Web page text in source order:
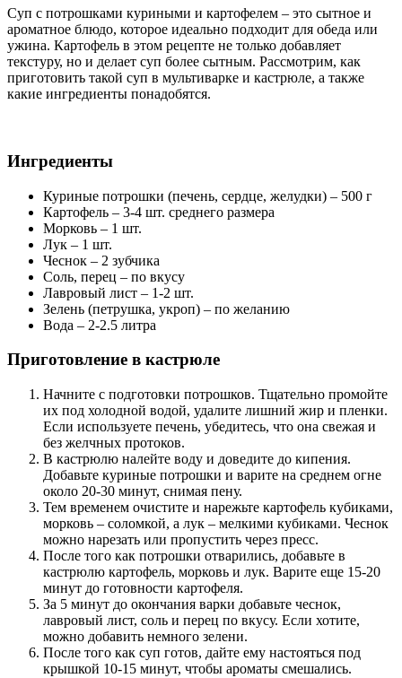
Суп с потрошками куриными и картофелем – это сытное и
ароматное блюдо, которое идеально подходит для обеда или
ужина. Картофель в этом рецепте не только добавляет
текстуру, но и делает суп более сытным. Рассмотрим, как
приготовить такой суп в мультиварке и кастрюле, а также
какие ингредиенты понадобятся.
Ингредиенты
Куриные потрошки (печень, сердце, желудки) – 500 г
Картофель – 3-4 шт. среднего размера
Морковь – 1 шт.
Лук – 1 шт.
Чеснок – 2 зубчика
Соль, перец – по вкусу
Лавровый лист – 1-2 шт.
Зелень (петрушка, укроп) – по желанию
Вода – 2-2.5 литра
Приготовление в кастрюле
Начните с подготовки потрошков. Тщательно промойте
их под холодной водой, удалите лишний жир и пленки.
Если используете печень, убедитесь, что она свежая и
без желчных протоков.
В кастрюлю налейте воду и доведите до кипения.
Добавьте куриные потрошки и варите на среднем огне
около 20-30 минут, снимая пену.
Тем временем очистите и нарежьте картофель кубиками,
морковь – соломкой, а лук – мелкими кубиками. Чеснок
можно нарезать или пропустить через пресс.
После того как потрошки отварились, добавьте в
кастрюлю картофель, морковь и лук. Варите еще 15-20
минут до готовности картофеля.
За 5 минут до окончания варки добавьте чеснок,
лавровый лист, соль и перец по вкусу. Если хотите,
можно добавить немного зелени.
После того как суп готов, дайте ему настояться под
крышкой 10-15 минут, чтобы ароматы смешались.